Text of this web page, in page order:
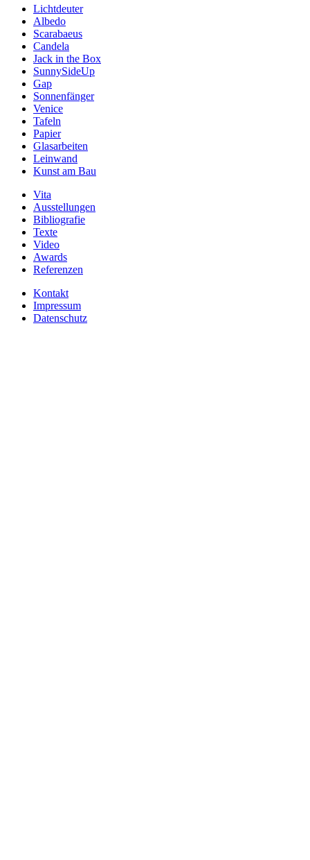
Lichtdeuter
Albedo
Scarabaeus
Candela
Jack in the Box
SunnySideUp
Gap
Sonnenfänger
Venice
Tafeln
Papier
Glasarbeiten
Leinwand
Kunst am Bau
Vita
Ausstellungen
Bibliografie
Texte
Video
Awards
Referenzen
Kontakt
Impressum
Datenschutz